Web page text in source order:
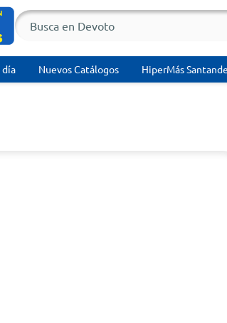
día Nuevos Catálogos HiperMás